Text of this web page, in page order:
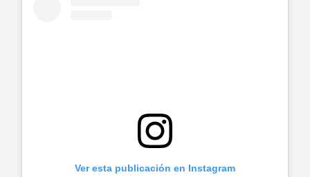
Ver esta publicación en Instagram